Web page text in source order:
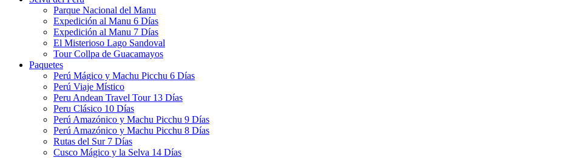
Parque Nacional del Manu
Expedición al Manu 6 Días
Expedición al Manu 7 Días
El Misterioso Lago Sandoval
Tour Collpa de Guacamayos
Paquetes
Perú Mágico y Machu Picchu 6 Días
Perú Viaje Místico
Peru Andean Travel Tour 13 Días
Peru Clásico 10 Días
Perú Amazónico y Machu Picchu 9 Días
Perú Amazónico y Machu Picchu 8 Días
Rutas del Sur 7 Días
Cusco Mágico y la Selva 14 Días